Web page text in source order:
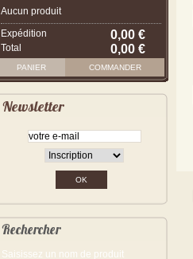
Aucun produit
Expédition
0,00 €
Total 0,00 €
PANIER COMMANDER
Newsletter
Rechercher
Saisissez un nom de produit